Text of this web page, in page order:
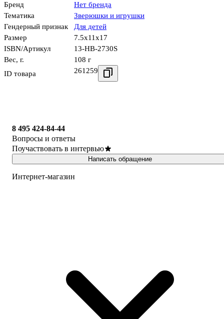
Бренд
Нет бренда
Тематика
Зверюшки и игрушки
Гендерный признак
Для детей
Размер
7.5x11x17
ISBN/Артикул
13-HB-2730S
Вес, г.
108 г
ID товара
261259
8 495 424-84-44
Вопросы и ответы
Поучаствовать в интервью
Написать обращение
Интернет-магазин